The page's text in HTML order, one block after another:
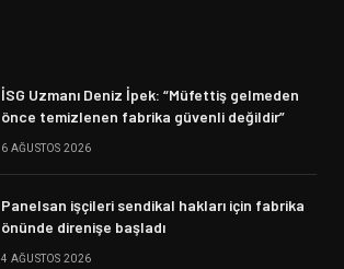
İSG Uzmanı Deniz İpek: “Müfettiş gelmeden
önce temizlenen fabrika güvenli değildir”
6 AĞUSTOS 2026
Panelsan işçileri sendikal hakları için fabrika
önünde direnişe başladı
4 AĞUSTOS 2026